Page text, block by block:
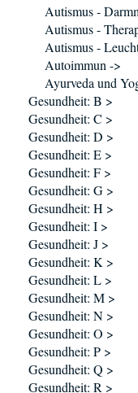
Autismus -
Autismus -
Autismus -
Autoimmun ->
Ayurveda und
Gesundheit: B >
Gesundheit: C >
Gesundheit: D >
Gesundheit: E >
Gesundheit: F >
Gesundheit: G >
Gesundheit: H >
Gesundheit: I >
Gesundheit: J >
Gesundheit: K >
Gesundheit: L >
Gesundheit: M >
Gesundheit: N >
Gesundheit: O >
Gesundheit: P >
Gesundheit: Q >
Gesundheit: R >